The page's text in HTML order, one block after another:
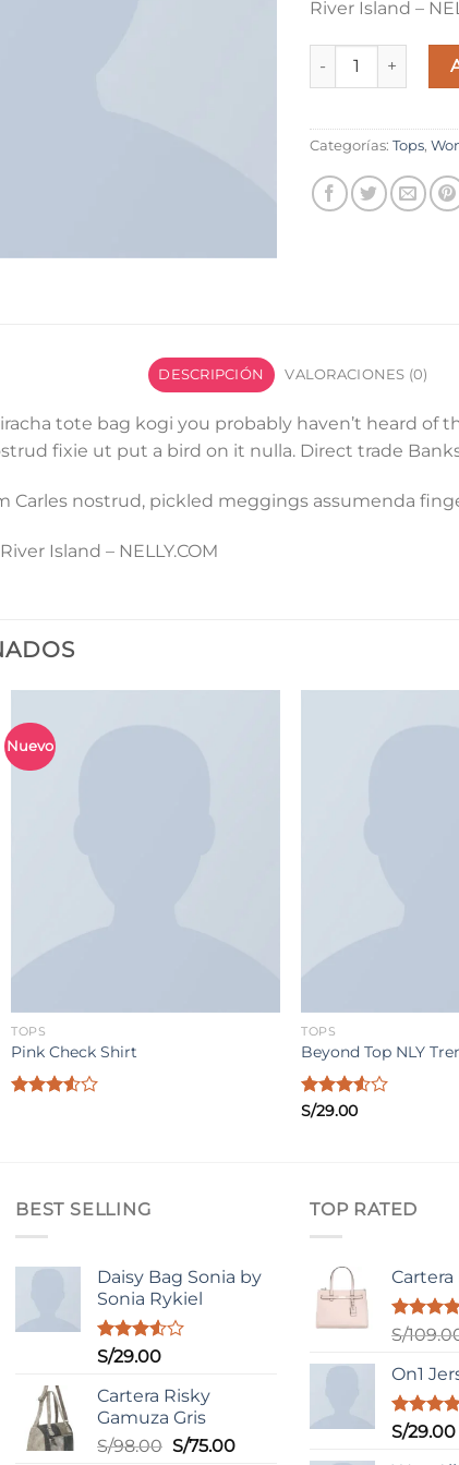
River Island –
Print Ls College
Categorías: Tops,
DESCRIPCIÓN VALORACIONES (0)
tote bag kogi you probably haven’t heard
fixie ut put a bird on it nulla. Direct trade
Carles nostrud, pickled meggings assumenda
Island – NELLY.COM
Nuevo
TOPS
Pink Check Shirt
TOPS
Beyond Top NLY
Valorado
S/29.00
BEST SELLING
Daisy Bag Sonia by
Sonia Rykiel
Valorado
3.50de
5
S/29.00
Cartera Risky
Gamuza Gris
S/98.00 El
S/75.00El
TOP RATED
Cartera
Valorado
de 5
S/
On1
Valorado
S/29.00